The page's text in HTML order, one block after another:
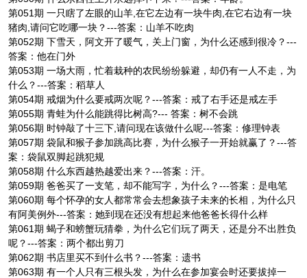
第051期 一只瞎了左眼的山羊,在它左边有一块牛肉,在它右边有一块
猪肉,请问它吃哪一块？---答案：山羊不吃肉
第052期 下雪天，阿文开了暖气，关上门窗，为什么还感到很冷？---
答案：他在门外
第053期 一场大雨，忙着栽种的农民纷纷躲避，却仍有一人不走，为
什么？---答案：稻草人
第054期 戒烟为什么要戒两次呢？---答案：戒了右手还是戒左手
第055期 青蛙为什么能跳得比树高?--- 答案：树不会跳
第056期 时钟敲了十三下,请问现在该做什么呢---答案：修理钟表
第057期 袋鼠和猴子参加跳高比赛，为什么猴子一开始就赢了？---答
案：袋鼠双脚起跳犯规
第058期 什么东西越热越爱出来？---答案：汗。
第059期 爸爸买了一支笔，却不能写字，为什么？---答案：是电笔
第060期 每个怀孕的女人都常常会去想象孩子未来的长相，为什么只
有阿美例外---答案：她到现在还没有想起来他爸爸长得什么样
第061期 蝎子和螃蟹玩猜拳，为什么它们玩了两天，还是分不出胜负
呢？---答案：两个都出剪刀
第062期 书店里买不到什么书？---答案：遗书
第063期 有一个人只有三根头发，为什么在参加宴会时还要拔掉一